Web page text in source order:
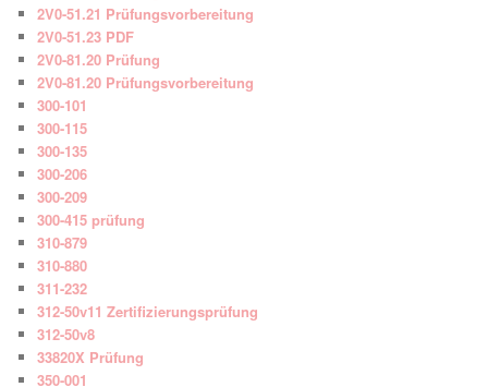
2V0-51.21 Prüfungsvorbereitung
2V0-51.23 PDF
2V0-81.20 Prüfung
2V0-81.20 Prüfungsvorbereitung
300-101
300-115
300-135
300-206
300-209
300-415 prüfung
310-879
310-880
311-232
312-50v11 Zertifizierungsprüfung
312-50v8
33820X Prüfung
350-001